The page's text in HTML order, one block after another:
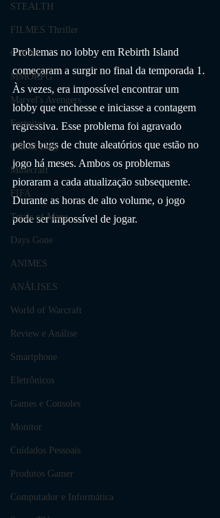
STEALTH
FILMES Thriller
GUIAS
MMORPG
Marvel's Avengers
Fortnite
Call of Duty
Minecraft
FIFA
Trials of Mana
Days Gone
ANIMES
ANÁLISES
World of Warcraft
Review e Análise
Smartphone
Eletrônicos
Games e Consoles
Monitor
Cuidados Pessoais
Produtos Gamer
Computador e Informática
Problemas no lobby em Rebirth Island
começaram a surgir no final da temporada 1.
Às vezes, era impossível encontrar um
lobby que enchesse e iniciasse a contagem
regressiva. Esse problema foi agravado
pelos bugs de chute aleatórios que estão no
jogo há meses. Ambos os problemas
pioraram a cada atualização subsequente.
Durante as horas de alto volume, o jogo
pode ser impossível de jogar.